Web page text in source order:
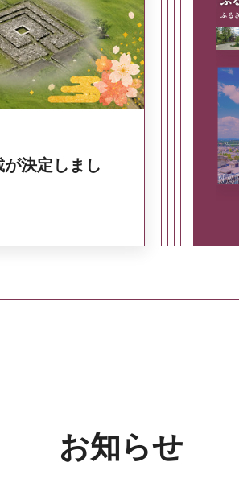
が決定しまし
お知らせ